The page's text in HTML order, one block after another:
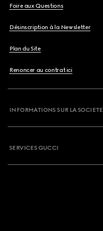
Foire aux Questions
Désinscription à la Newsletter
Plan du Site
Renoncer au contrat ici
INFORMATIONS SUR LA SOCIETE
SERVICES GUCCI